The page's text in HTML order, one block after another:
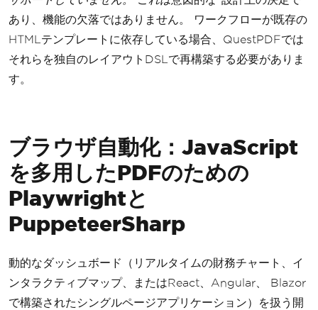
あり、機能の欠落ではありません。 ワークフローが既存の
HTMLテンプレートに依存している場合、QuestPDFでは
それらを独自のレイアウトDSLで再構築する必要がありま
す。
ブラウザ自動化：JavaScript
を多用したPDFのための
Playwrightと
PuppeteerSharp
動的なダッシュボード（リアルタイムの財務チャート、イ
ンタラクティブマップ、またはReact、Angular、 Blazor
で構築されたシングルページアプリケーション）を扱う開